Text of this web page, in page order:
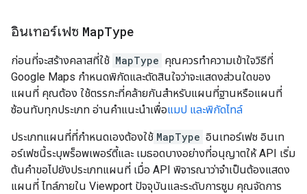
อินเทอร์เฟซ MapType
ก่อนที่จะสร้างคลาสที่ใช้ MapType คุณควรทำความเข้าใจวิธีที่
Google Maps กำหนดพิกัดและตัดสินใจว่าจะแสดงส่วนใดของ
แผนที่ คุณต้อง ใช้ตรรกะที่คล้ายกันสำหรับแผนที่ฐานหรือแผนที่
ซ้อนทับทุกประเภท อ่านคำแนะนำเพื่อแมป และพิกัดไทล์
ประเภทแผนที่ที่กำหนดเองต้องใช้ MapType อินเทอร์เฟซ อินเท
อร์เฟซนี้ระบุพร็อพเพอร์ตี้และ เมธอดบางอย่างที่อนุญาตให้ API เริ่ม
ต้นคำขอไปยังประเภทแผนที่ เมื่อ API พิจารณาว่าจำเป็นต้องแสดง
แผนที่ ไทล์ภายใน Viewport ปัจจุบันและระดับการซูม คุณจัดการ